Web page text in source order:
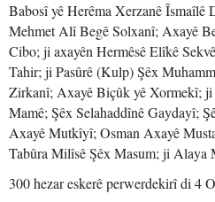
Babosî yê Herêma Xerzanê
Mehmet Alî Begê Solxanî; Axayê
Cibo; ji axayên Hermêsê Elîkê
Tahir; ji Pasûrê (Kulp) Şêx
Zirkanî; Axayê Biçûk yê Xormekî; ji
Mamê; Şêx Selahaddînê Gaydayî;
Axayê Mutkîyî; Osman Axayê
Tabûra Milîsê Şêx Masum; ji Alaya
300 hezar eskerê perwerdekirî di 4